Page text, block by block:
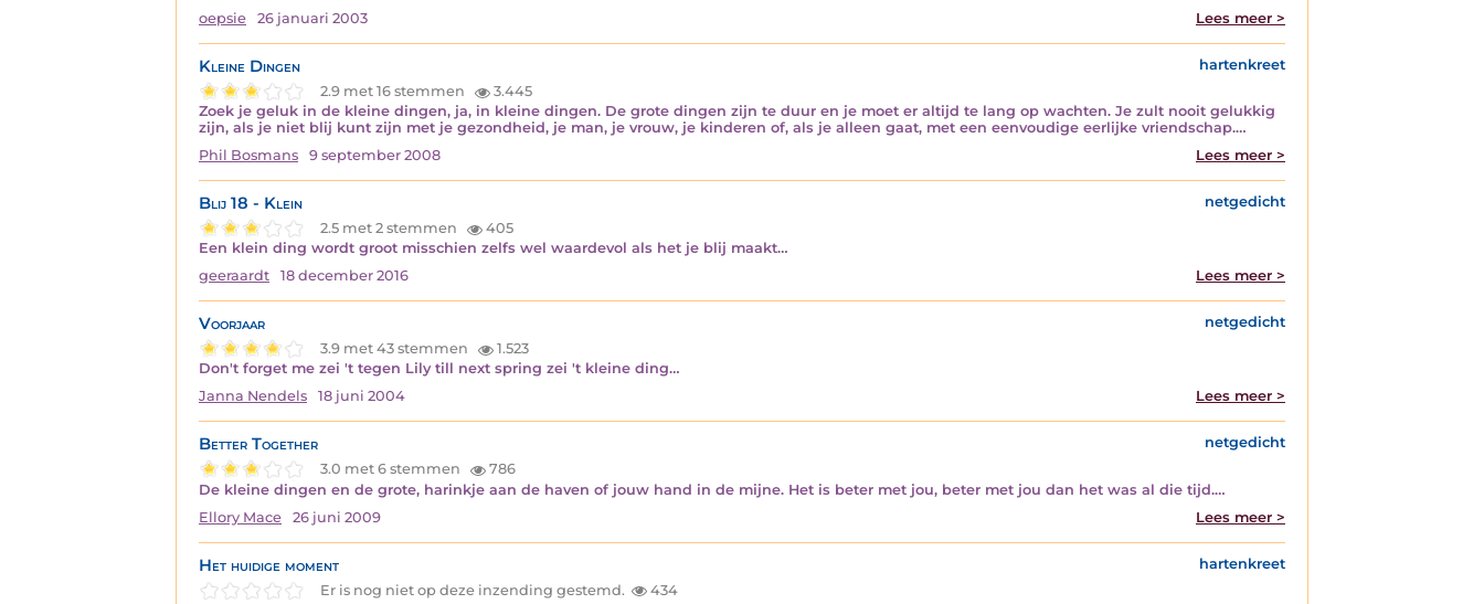
oepsie
26 januari 2003 Lees meer >
Kleine Dingen
hartenkreet
2.9 met 16 stemmen
3.445
Zoek je geluk in de kleine dingen, ja, in kleine dingen. De grote dingen zijn te duur en je moet er altijd te lang op wachten. Je zult nooit gelukkig
zijn, als je niet blij kunt zijn met je gezondheid, je man, je vrouw, je kinderen of, als je alleen gaat, met een eenvoudige eerlijke vriendschap.…
Phil Bosmans
9 september 2008 Lees meer >
Blij 18 - Klein
netgedicht
2.5 met 2 stemmen
405
Een klein ding wordt groot misschien zelfs wel waardevol als het je blij maakt…
geeraardt
18 december 2016 Lees meer >
Voorjaar
netgedicht
3.9 met 43 stemmen
1.523
Don't forget me zei 't tegen Lily till next spring zei 't kleine ding…
Janna Nendels
18 juni 2004 Lees meer >
Better Together
netgedicht
3.0 met 6 stemmen
786
De kleine dingen en de grote, harinkje aan de haven of jouw hand in de mijne. Het is beter met jou, beter met jou dan het was al die tijd.…
Ellory Mace
26 juni 2009 Lees meer >
Het huidige moment
hartenkreet
Er is nog niet op deze inzending gestemd.
434